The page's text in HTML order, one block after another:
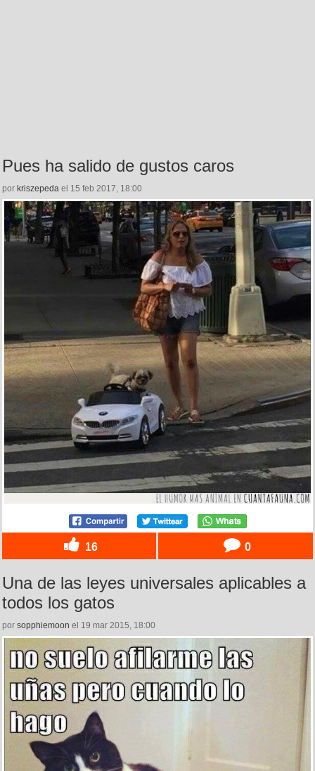
Pues ha salido de gustos caros
por kriszepeda el 15 feb 2017, 18:00
16 0
Una de las leyes universales aplicables a
todos los gatos
por sopphiemoon el 19 mar 2015, 18:00